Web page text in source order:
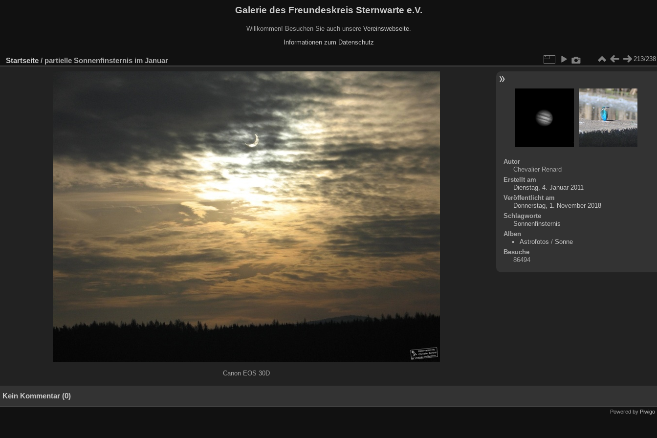
Galerie des Freundeskreis Sternwarte e.V.
Willkommen! Besuchen Sie auch unsere Vereinswebseite.
Informationen zum Datenschutz
Startseite / partielle Sonnenfinsternis im Januar 213/238
Canon EOS 30D
Autor
Chevalier Renard
Erstellt am
Dienstag, 4. Januar 2011
Veröffentlicht am
Donnerstag, 1. November 2018
Schlagworte
Sonnenfinsternis
Alben
Astrofotos / Sonne
Besuche
86494
Kein Kommentar (0)
Powered by Piwigo